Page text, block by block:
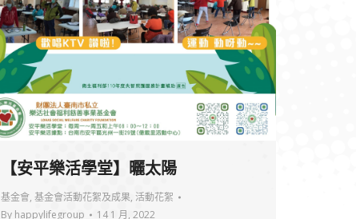
【安平樂活學堂】曬太陽
基金會, 基金會活動花絮及成果, 活動花絮
By happylifegroup 14 1 月, 2022